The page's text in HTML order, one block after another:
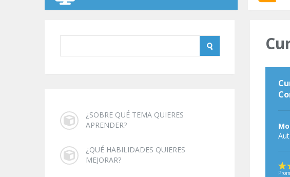
¿SOBRE QUÉ TEMA QUIERES
APRENDER?
¿QUÉ HABILIDADES QUIERES
MEJORAR?